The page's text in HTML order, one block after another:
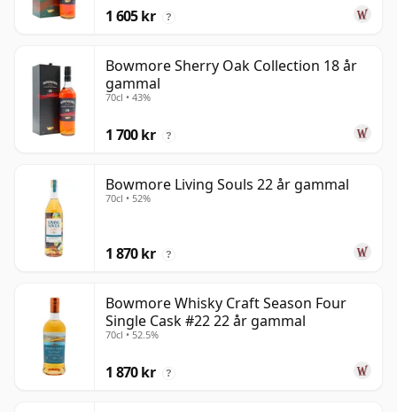
1 605 kr ?
Bowmore Sherry Oak Collection 18 år
gammal
70cl • 43%
1 700 kr ?
Bowmore Living Souls 22 år gammal
70cl • 52%
1 870 kr ?
Bowmore Whisky Craft Season Four
Single Cask #22 22 år gammal
70cl • 52.5%
1 870 kr ?